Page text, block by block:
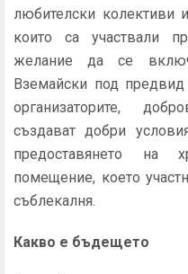
любителски колективи
които са участвали
желание да се
Вземайски под предвид
организаторите,
създават добри
предоставянето на
помещение, което
съблекалня.
Какво е бъдещето